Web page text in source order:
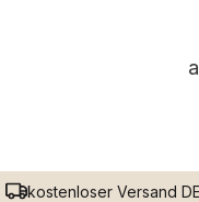
kostenloser Versand